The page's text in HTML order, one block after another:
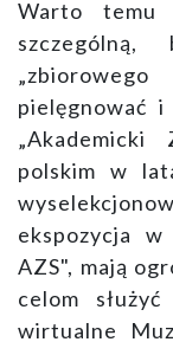
Warto temu
pielęgnować
polskim w
ekspozycja
AZS", mają
celom
wirtualne